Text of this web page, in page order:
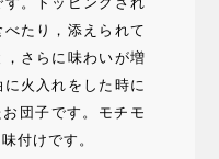
たり，添えられて
さらに味わいが増
火入れをした時に
団子です。モチモ
付けです。